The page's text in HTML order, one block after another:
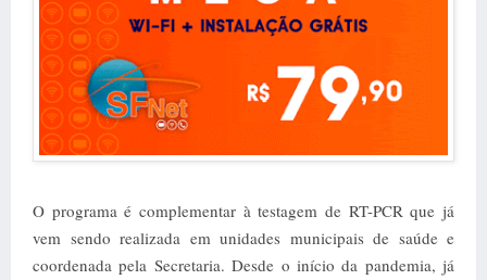
O programa é complementar à testagem de RT-PCR que já
vem sendo realizada em unidades municipais de saúde e
coordenada pela Secretaria. Desde o início da pandemia, já